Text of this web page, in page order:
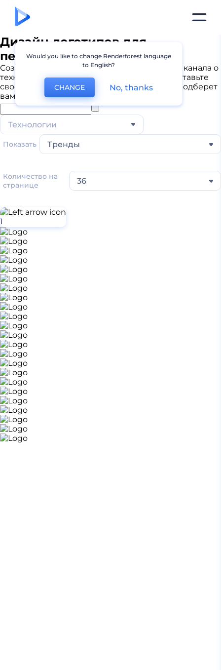
Дизайн логотипов для
передовых технологий
Создайте современный логотип для своего канала о
технологиях, приложения или веб-сайта. Вставьте
свое описание, а наш ИИ-конструктор сам подберет
вам дизайн.
Технологии
Показать Тренды
Количество на
странице
36
1
2
3
...
6
Would you like to change Renderforest language
to English?
CHANGE No, thanks